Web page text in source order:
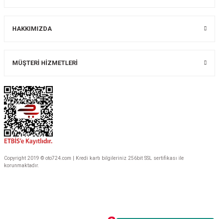
HAKKIMIZDA
MÜŞTERİ HİZMETLERİ
Copyright 2019 © oto724.com | Kredi kartı bilgileriniz 256bit SSL sertifikası ile
korunmaktadır.